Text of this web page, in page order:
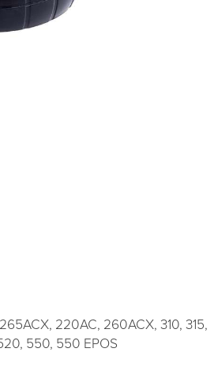
220AC, 260ACX, 310, 315,
550, 550 EPOS